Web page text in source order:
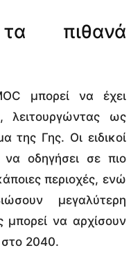
πιθανά
μπορεί να έχει
λειτουργώντας ως
της Γης. Οι ειδικοί
να οδηγήσει σε πιο
περιοχές, ενώ
μεγαλύτερη
μπορεί να αρχίσουν
στο 2040.